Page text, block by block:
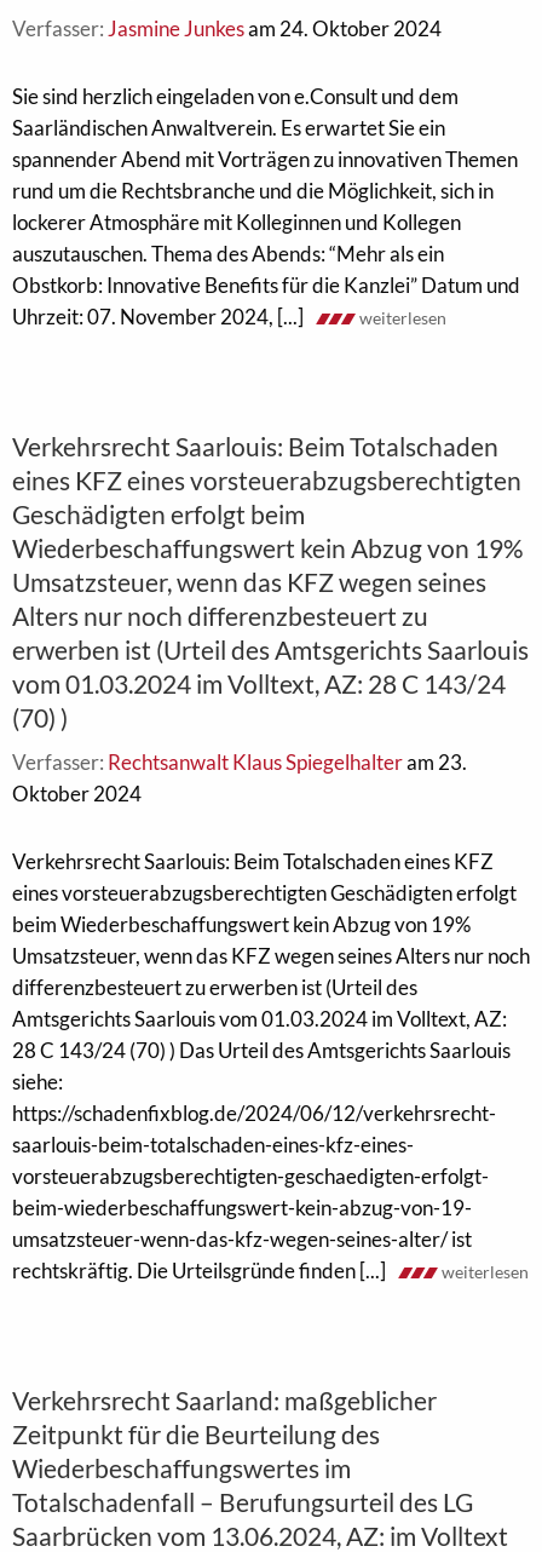
Verfasser: Jasmine Junkesam 24. Oktober 2024
Sie sind herzlich eingeladen von e.Consult und dem
Saarländischen Anwaltverein. Es erwartet Sie ein
spannender Abend mit Vorträgen zu innovativen Themen
rund um die Rechtsbranche und die Möglichkeit, sich in
lockerer Atmosphäre mit Kolleginnen und Kollegen
auszutauschen. Thema des Abends: “Mehr als ein
Obstkorb: Innovative Benefits für die Kanzlei” Datum und
Uhrzeit: 07. November 2024, [...]
weiterlesen
Verkehrsrecht Saarlouis: Beim Totalschaden
eines KFZ eines vorsteuerabzugsberechtigten
Geschädigten erfolgt beim
Wiederbeschaffungswert kein Abzug von 19%
Umsatzsteuer, wenn das KFZ wegen seines
Alters nur noch differenzbesteuert zu
erwerben ist (Urteil des Amtsgerichts Saarlouis
vom 01.03.2024 im Volltext, AZ: 28 C 143/24
(70) )
Verfasser: Rechtsanwalt Klaus Spiegelhalteram 23.
Oktober 2024
Verkehrsrecht Saarlouis: Beim Totalschaden eines KFZ
eines vorsteuerabzugsberechtigten Geschädigten erfolgt
beim Wiederbeschaffungswert kein Abzug von 19%
Umsatzsteuer, wenn das KFZ wegen seines Alters nur noch
differenzbesteuert zu erwerben ist (Urteil des
Amtsgerichts Saarlouis vom 01.03.2024 im Volltext, AZ:
28 C 143/24 (70) ) Das Urteil des Amtsgerichts Saarlouis
siehe:
https://schadenfixblog.de/2024/06/12/verkehrsrecht-
saarlouis-beim-totalschaden-eines-kfz-eines-
vorsteuerabzugsberechtigten-geschaedigten-erfolgt-
beim-wiederbeschaffungswert-kein-abzug-von-19-
umsatzsteuer-wenn-das-kfz-wegen-seines-alter/ ist
rechtskräftig. Die Urteilsgründe finden [...]
weiterlesen
Verkehrsrecht Saarland: maßgeblicher
Zeitpunkt für die Beurteilung des
Wiederbeschaffungswertes im
Totalschadenfall – Berufungsurteil des LG
Saarbrücken vom 13.06.2024, AZ: im Volltext